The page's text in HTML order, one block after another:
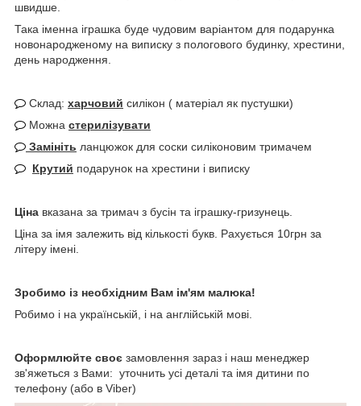
швидше.
Така іменна іграшка буде чудовим варіантом для подарунка
новонародженому на виписку з пологового будинку, хрестини,
день народження.
Склад: харчовий силікон ( матеріал як пустушки)
Можна стерилізувати
Замініть ланцюжок для соски силіконовим тримачем
Крутий подарунок на хрестини і виписку
Ціна вказана за тримач з бусін та іграшку-гризунець.
Ціна за імя залежить від кількості букв. Рахується 10грн за
літеру імені.
Зробимо із необхідним Вам ім'ям малюка!
Робимо і на українській, і на англійській мові.
Оформлюйте своє замовлення зараз і наш менеджер
зв'яжеться з Вами: уточнить усі деталі та імя дитини по
телефону (або в Viber)